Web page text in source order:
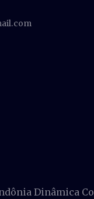
Dinâmica